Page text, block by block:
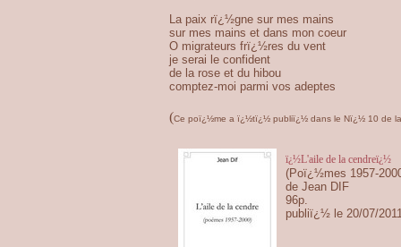
La paix rï¿½gne sur mes mains
sur mes mains et dans mon coeur
O migrateurs frï¿½res du vent
je serai le confident
de la rose et du hibou
comptez-moi parmi vos adeptes
(Ce poï¿½me a ï¿½tï¿½ publiï¿½ dans le Nï¿½ 10 de la
ï¿½L'aile de la cendreï¿½
(Poï¿½mes 1957-
de Jean DIF
96p.
publiï¿½ le 20/07/